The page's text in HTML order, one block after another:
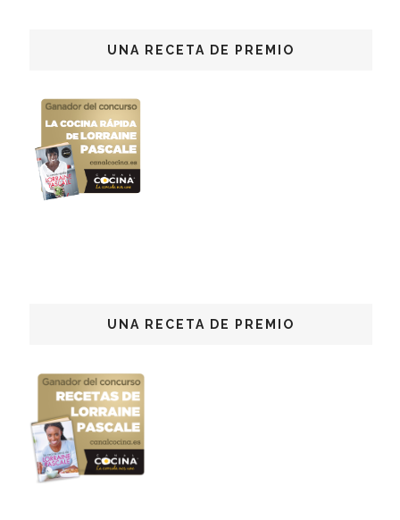
UNA RECETA DE PREMIO
UNA RECETA DE PREMIO